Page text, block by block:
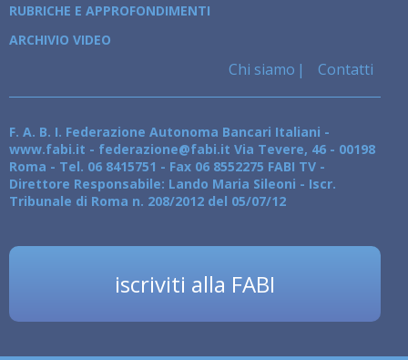
RUBRICHE E APPROFONDIMENTI
ARCHIVIO VIDEO
Chi siamo Contatti
F. A. B. I. Federazione Autonoma Bancari Italiani -
www.fabi.it - federazione@fabi.it Via Tevere, 46 - 00198
Roma - Tel. 06 8415751 - Fax 06 8552275 FABI TV -
Direttore Responsabile: Lando Maria Sileoni - Iscr.
Tribunale di Roma n. 208/2012 del 05/07/12
iscriviti alla FABI